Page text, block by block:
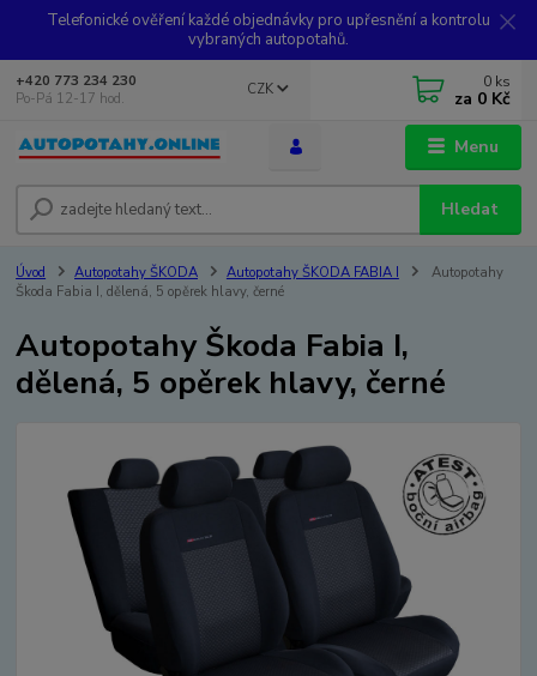
Telefonické ověření každé objednávky pro upřesnění a kontrolu
vybraných autopotahů.
Menu
CZK
Hledat
+420 773 234 230
Po-Pá 12-17 hod.
0 ks
za 0 Kč
Úvod Autopotahy ŠKODA Autopotahy ŠKODA FABIA I
Autopotahy
Škoda Fabia I, dělená, 5 opěrek hlavy, černé
Autopotahy Škoda Fabia I,
dělená, 5 opěrek hlavy, černé